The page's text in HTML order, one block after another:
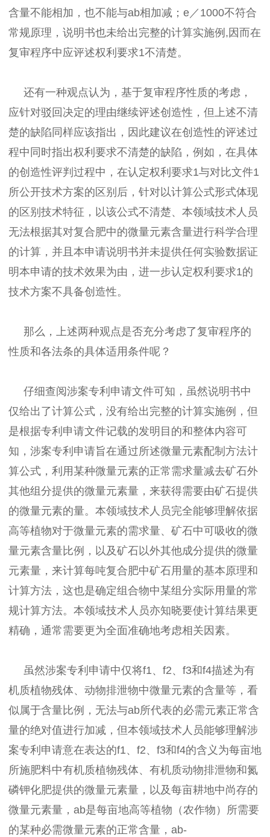
含量不能相加，也不能与ab相加减；e／1000不符合
常规原理，说明书也未给出完整的计算实施例,因而在
复审程序中应评述权利要求1不清楚。
还有一种观点认为，基于复审程序性质的考虑，
应针对驳回决定的理由继续评述创造性，但上述不清
楚的缺陷同样应该指出，因此建议在创造性的评述过
程中同时指出权利要求不清楚的缺陷，例如，在具体
的创造性评判过程中，在认定权利要求1与对比文件1
所公开技术方案的区别后，针对以计算公式形式体现
的区别技术特征，以该公式不清楚、本领域技术人员
无法根据其对复合肥中的微量元素含量进行科学合理
的计算，并且本申请说明书并未提供任何实验数据证
明本申请的技术效果为由，进一步认定权利要求1的
技术方案不具备创造性。
那么，上述两种观点是否充分考虑了复审程序的
性质和各法条的具体适用条件呢？
仔细查阅涉案专利申请文件可知，虽然说明书中
仅给出了计算公式，没有给出完整的计算实施例，但
是根据专利申请文件记载的发明目的和整体内容可
知，涉案专利申请旨在通过所述微量元素配制方法计
算公式，利用某种微量元素的正常需求量减去矿石外
其他组分提供的微量元素量，来获得需要由矿石提供
的微量元素的量。本领域技术人员完全能够理解依据
高等植物对于微量元素的需求量、矿石中可吸收的微
量元素含量比例，以及矿石以外其他成分提供的微量
元素量，来计算每吨复合肥中矿石用量的基本原理和
计算方法，这也是确定组合物中某组分实际用量的常
规计算方法。本领域技术人员亦知晓要使计算结果更
精确，通常需要更为全面准确地考虑相关因素。
虽然涉案专利申请中仅将f1、f2、f3和f4描述为有
机质植物残体、动物排泄物中微量元素的含量等，看
似属于含量比例，无法与ab所代表的必需元素正常含
量的绝对值进行加减，但本领域技术人员能够理解涉
案专利申请意在表达的f1、f2、f3和f4的含义为每亩地
所施肥料中有机质植物残体、有机质动物排泄物和氮
磷钾化肥提供的微量元素量，以及每亩耕地中尚存的
微量元素量，ab是每亩地高等植物（农作物）所需要
的某种必需微量元素的正常含量，ab-